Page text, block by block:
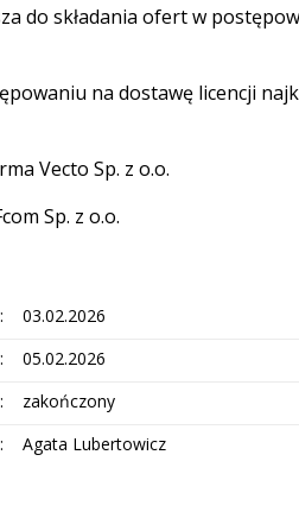
do składania ofert w
na dostawę licencji
Vecto Sp. z o.o.
Sp. z o.o.
03.02.2026
05.02.2026
zakończony
Agata Lubertowicz